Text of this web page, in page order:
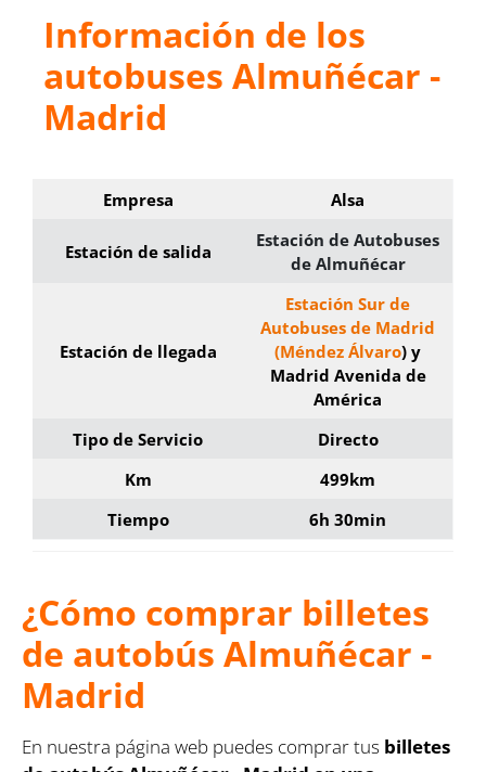
Información de los
autobuses Almuñécar -
Madrid
Empresa Alsa
Estación de salida
Estación de Autobuses
de Almuñécar
Estación de llegada
Estación Sur de
Autobuses de Madrid
(Méndez Álvaro) y
Madrid Avenida de
América
Tipo de Servicio
Directo
Km
499km
Tiempo
6h 30min
¿Cómo comprar billetes
de autobús Almuñécar -
Madrid
En nuestra página web puedes comprar tus billetes